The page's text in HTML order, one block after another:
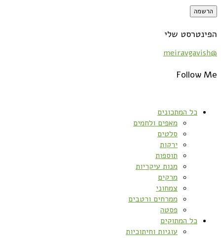
הפינטרסט שלי
@meiravgavish
Follow Me
כל המתכונים
מאפים ולחמים
סלטים
ירקות
תוספות
מנות עיקריות
מרקים
צמחוני
ממרחים ורטבים
פסטה
כל המתוקים
עוגיות וחיתוכיות